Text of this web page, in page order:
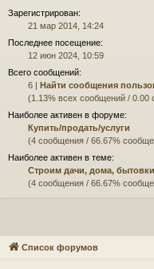
Зарегистрирован:
21 мар 2014, 14:24
Последнее посещение:
12 июн 2024, 10:59
Всего сообщений:
6 |
Найти сообщения
(1.13% всех сообщений / 0.00
Наиболее активен в форуме:
Купить/продать/услуги
(4 сообщения / 66.67%
Наиболее активен в теме:
Строим дачи, дома,
(4 сообщения / 66.67%
Список форумов